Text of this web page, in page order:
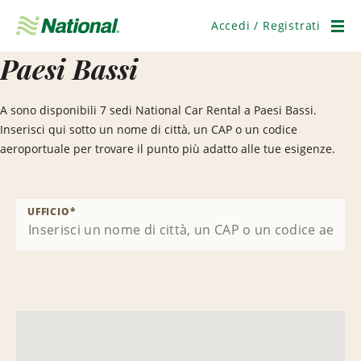
navigazione
Accedi / Registrati
Paesi Bassi
A sono disponibili 7 sedi National Car Rental a Paesi Bassi.
Inserisci qui sotto un nome di città, un CAP o un codice
aeroportuale per trovare il punto più adatto alle tue esigenze.
UFFICIO*